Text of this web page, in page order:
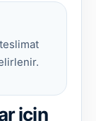
için